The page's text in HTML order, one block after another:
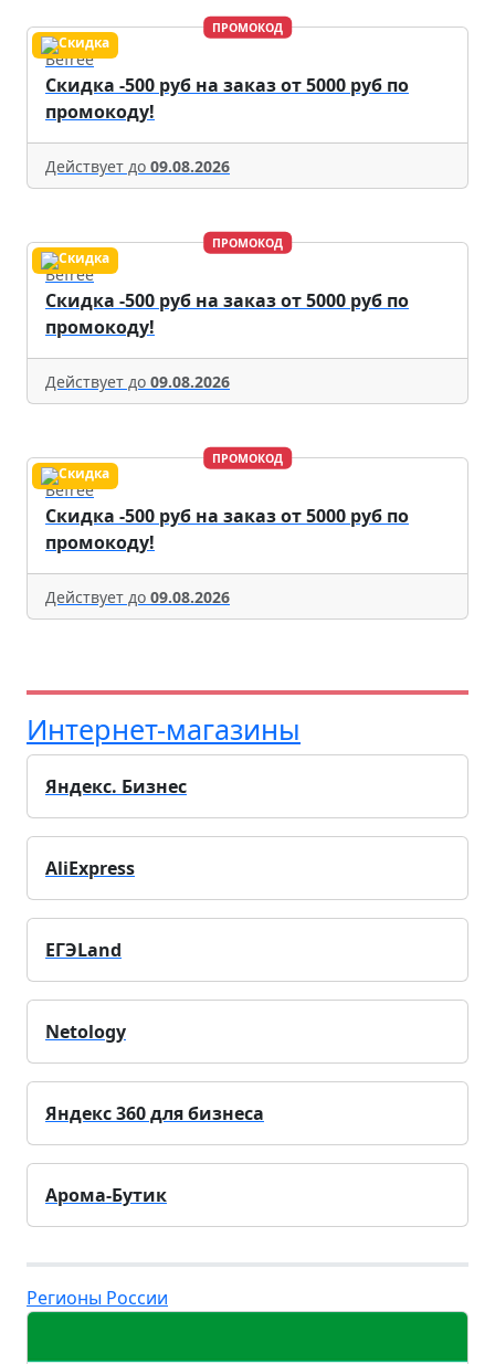
ПРОМОКОД
Befree
Скидка -500 руб на заказ от 5000 руб по
промокоду!
Действует до 09.08.2026
ПРОМОКОД
Befree
Скидка -500 руб на заказ от 5000 руб по
промокоду!
Действует до 09.08.2026
ПРОМОКОД
Befree
Скидка -500 руб на заказ от 5000 руб по
промокоду!
Действует до 09.08.2026
Интернет-магазины
Яндекс. Бизнес
AliExpress
ЕГЭLand
Netology
Яндекс 360 для бизнеса
Арома-Бутик
Регионы России